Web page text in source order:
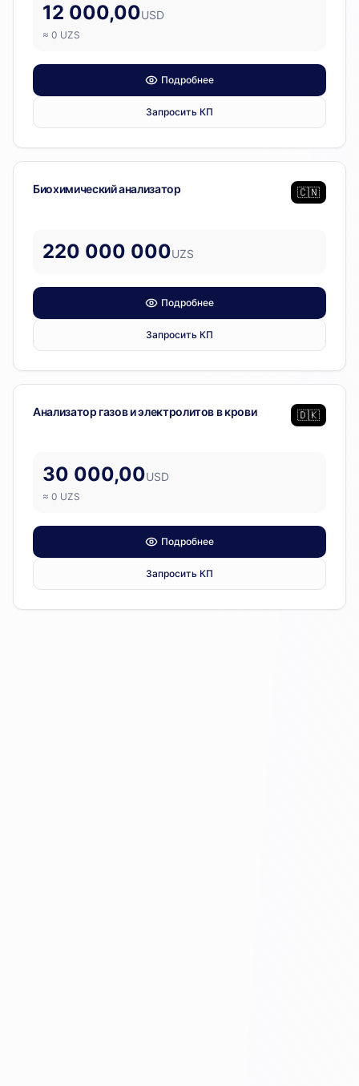
12 000,00USD
≈ 0 UZS
Подробнее
Запросить КП
Лабораторное оборудование
Биохимический анализатор 🇨🇳
220 000 000UZS
Подробнее
Запросить КП
Лабораторное оборудование
Анализатор газов и электролитов в крови 🇩🇰
30 000,00USD
≈ 0 UZS
Подробнее
Запросить КП